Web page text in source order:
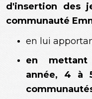
d'insertion des
communauté
en lui
en mettant
année, 4 à